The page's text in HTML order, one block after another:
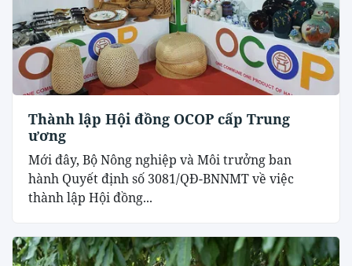
Thành lập Hội đồng OCOP cấp Trung
ương
Mới đây, Bộ Nông nghiệp và Môi trưởng ban
hành Quyết định số 3081/QĐ-BNNMT về việc
thành lập Hội đồng...